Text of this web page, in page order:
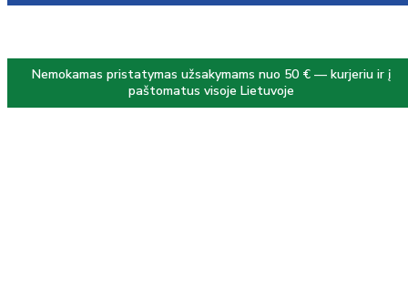
Nemokamas pristatymas užsakymams nuo 50 € — kurjeriu ir į
paštomatus visoje Lietuvoje